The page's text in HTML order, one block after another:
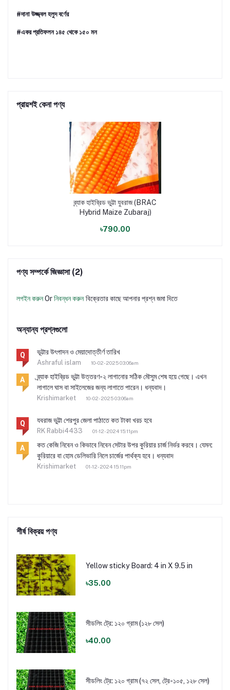
#দানা উজ্জ্বল হলুদ বর্ণের
#একর প্রতিফলন ১৪৫ থেকে ১৫০ মন
প্রায়শই কেনা পণ্য
ব্র্যাক হাইব্রিড ভুট্টা যুবরাজ (BRAC
Hybrid Maize Zubaraj)
৳790.00
পণ্য সম্পর্কে জিজ্ঞাসা (2)
লগইন করুনOrনিবন্ধন করুন বিক্রেতার কাছে আপনার প্রশ্ন জমা দিতে
অন্যান্য প্রশ্নগুলো
Q ভূট্টার উৎপাদন ও মেয়াদোত্তীর্ণ তারিখ
Ashraful islam 10-02-2025 03:06am
A
ব্র্যাক হাইব্রিড ভুট্টা উত্তরণ-২ লাগানোর সঠিক মৌসুম শেষ হয়ে গেছে। এখন
লাগালে ঘাস বা সাইলেজের জন্য লাগাতে পারেন। ধন্যবাদ।
Krishimarket 10-02-2025 03:06am
Q যবরাজ ভুট্টা শেরপুর জেলা পাঠাতে কত টাকা খরচ হবে
RK Rabbi4433 01-12-2024 15:11pm
A
কত কেজি নিবেন ও কিভাবে নিবেন সেটার উপর কুরিয়ার চার্জ নির্ভর করবে। যেমন:
কুরিয়ারে বা হোম ডেলিভারি নিলে চার্জের পার্থক্য হবে। ধন্যবাদ
Krishimarket 01-12-2024 15:11pm
শীর্ষ বিক্রয় পণ্য
Yellow sticky Board: 4 in X 9.5 in
৳35.00
সীডলিং ট্রে: ১২০ গ্রাম (১২৮ সেল)
৳40.00
সীডলিং ট্রে: ১২০ গ্রাম (৭২ সেল, ট্রে-১০৫, ১২৮ সেল)